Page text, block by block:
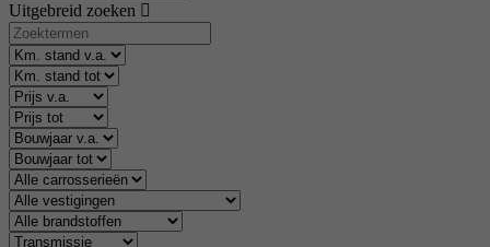
Uitgebreid zoeken